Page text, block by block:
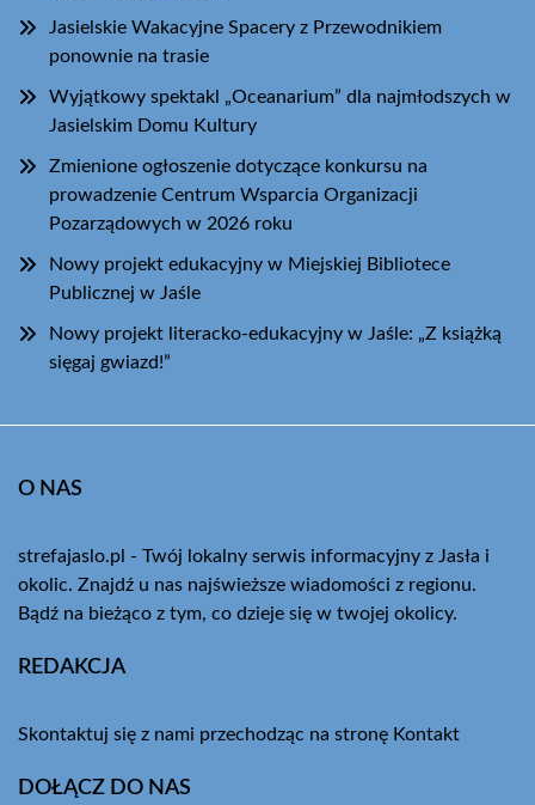
Jasielskie Wakacyjne Spacery z Przewodnikiem
ponownie na trasie
Wyjątkowy spektakl „Oceanarium” dla najmłodszych w
Jasielskim Domu Kultury
Zmienione ogłoszenie dotyczące konkursu na
prowadzenie Centrum Wsparcia Organizacji
Pozarządowych w 2026 roku
Nowy projekt edukacyjny w Miejskiej Bibliotece
Publicznej w Jaśle
Nowy projekt literacko-edukacyjny w Jaśle: „Z książką
sięgaj gwiazd!”
O NAS
strefajaslo.pl - Twój lokalny serwis informacyjny z Jasła i
okolic. Znajdź u nas najświeższe wiadomości z regionu.
Bądź na bieżąco z tym, co dzieje się w twojej okolicy.
REDAKCJA
Skontaktuj się z nami przechodząc na stronę Kontakt
DOŁĄCZ DO NAS